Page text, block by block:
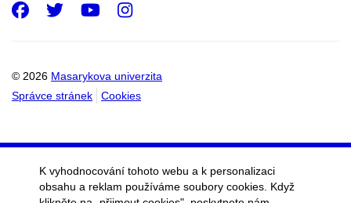
© 2026 Masarykova univerzita
Správce stránek
Cookies
Facebook
Twitter
Youtube
Instagram
K vyhodnocování tohoto webu a k personalizaci
obsahu a reklam používáme soubory cookies. Když